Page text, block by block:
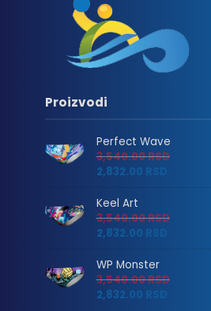
Proizvodi
Perfect Wave
3,540.00RSD
2,832.00 RSD
Keel Art
3,540.00RSD
2,832.00 RSD
WP Monster
3,540.00RSD
2,832.00 RSD